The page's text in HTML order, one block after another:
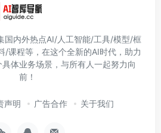
国内外热点AI/人工智能/工具/模型/框
/课程等，在这个全新的AI时代，助力
体业务场景，与所有人一起努力向
前！
声明 广告合作 关于我们